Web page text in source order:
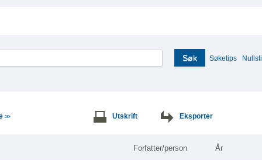
Søk Søketips Nullstill
>> Utskrift Eksporter
Forfatter/person År